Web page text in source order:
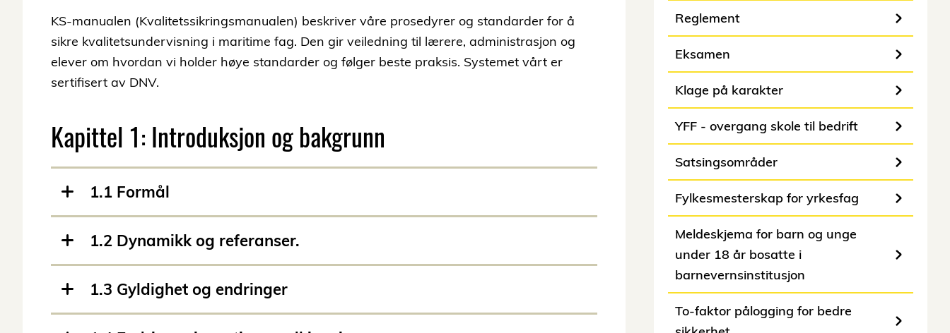
KS-manualen (Kvalitetssikringsmanualen) beskriver våre prosedyrer og standarder for å
sikre kvalitetsundervisning i maritime fag. Den gir veiledning til lærere, administrasjon og
elever om hvordan vi holder høye standarder og følger beste praksis. Systemet vårt er
sertifisert av DNV.
Kapittel 1: Introduksjon og bakgrunn
1.1 Formål
1.2 Dynamikk og referanser.
1.3 Gyldighet og endringer
Reglement
Eksamen
Klage på karakter
YFF - overgang skole til bedrift
Satsingsområder
Fylkesmesterskap for yrkesfag
Meldeskjema for barn og unge
under 18 år bosatte i
barnevernsinstitusjon
To-faktor pålogging for bedre